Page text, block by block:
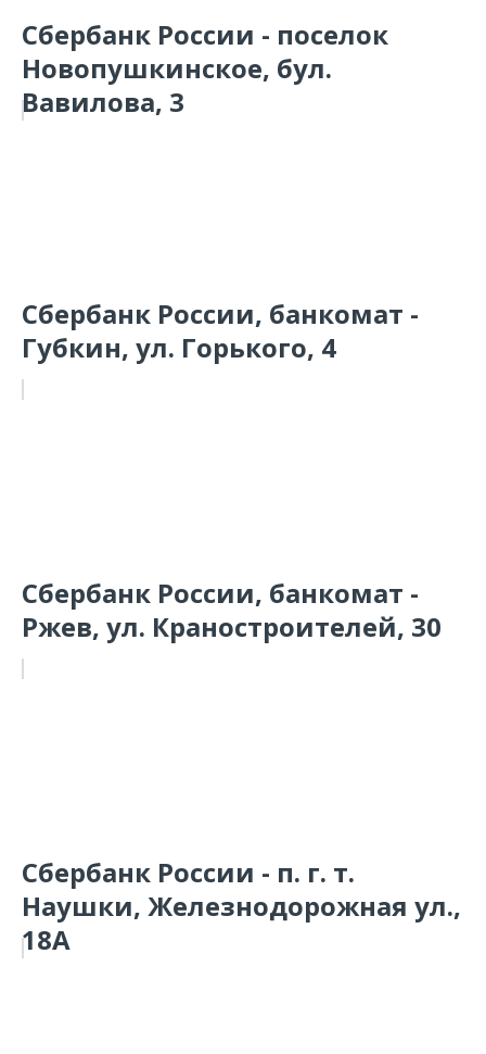
Сбербанк России - поселок
Новопушкинское, бул.
Вавилова, 3
Сбербанк России, банкомат -
Губкин, ул. Горького, 4
Сбербанк России, банкомат -
Ржев, ул. Краностроителей, 30
Сбербанк России - п. г. т.
Наушки, Железнодорожная ул.,
18А